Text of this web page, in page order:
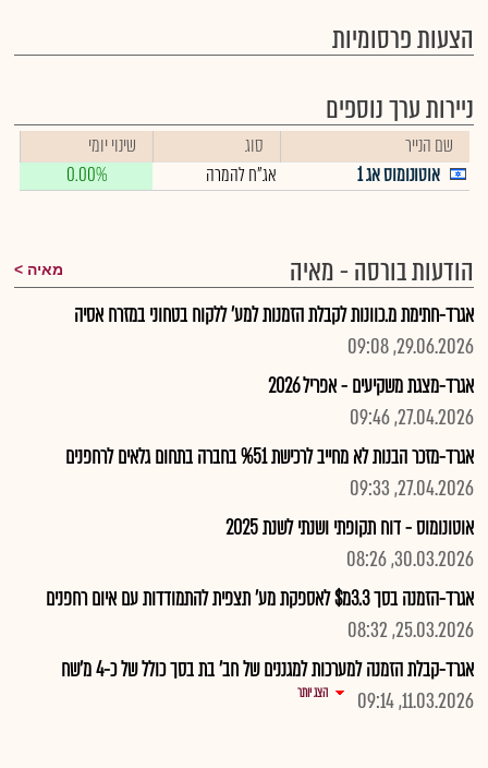
הצעות פרסומיות
ניירות ערך נוספים
שם הנייר סוג
שינוי יומי
אוטונומוס אג 1
אג"ח להמרה 0.00%
הודעות בורסה - מאיה מאיה
אגרד-חתימת מ.כוונות לקבלת הזמנות למע' ללקוח בטחוני במזרח אסיה
29.06.2026, 09:08
אגרד-מצגת משקיעים - אפריל 2026
27.04.2026, 09:46
אגרד-מזכר הבנות לא מחייב לרכישת %51 בחברה בתחום גלאים לרחפנים
27.04.2026, 09:33
אוטונומוס - דוח תקופתי ושנתי לשנת 2025
30.03.2026, 08:26
אגרד-הזמנה בסך 3.3מ$ לאספקת מע' תצפית להתמודדות עם איום רחפנים
25.03.2026, 08:32
אגרד-קבלת הזמנה למערכות למגננים של חב' בת בסך כולל של כ-4 מ'שח
11.03.2026, 09:14
הצג יותר